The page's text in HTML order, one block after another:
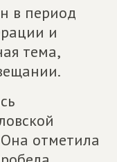
в период
и
тема,
отметила